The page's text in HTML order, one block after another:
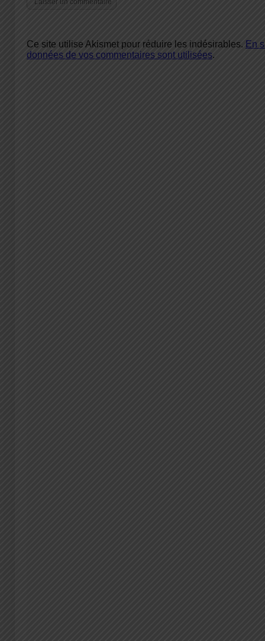
Ce site utilise Akismet pour réduire les indésirables. En
données de vos commentaires sont utilisées.